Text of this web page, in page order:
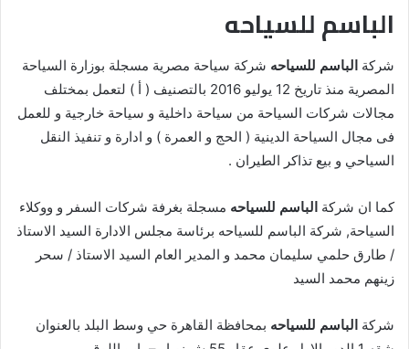
الباسم للسياحه
شركة الباسم للسياحه شركة سياحة مصرية مسجلة بوزارة السياحة
المصرية منذ تاريخ 12 يوليو 2016 بالتصنيف ( أ ) لتعمل بمختلف
مجالات شركات السياحة من سياحة داخلية و سياحة خارجية و للعمل
فى مجال السياحة الدينية ( الحج و العمرة ) و ادارة و تنفيذ النقل
السياحي و بيع تذاكر الطيران .
كما ان شركة الباسم للسياحه مسجلة بغرفة شركات السفر و ووكلاء
السياحة, شركة الباسم للسياحه برئاسة مجلس الادارة السيد الاستاذ
/ طارق حلمي سليمان محمد و المدير العام السيد الاستاذ / سحر
زينهم محمد السيد
شركة الباسم للسياحه بمحافظة القاهرة حي وسط البلد بالعنوان